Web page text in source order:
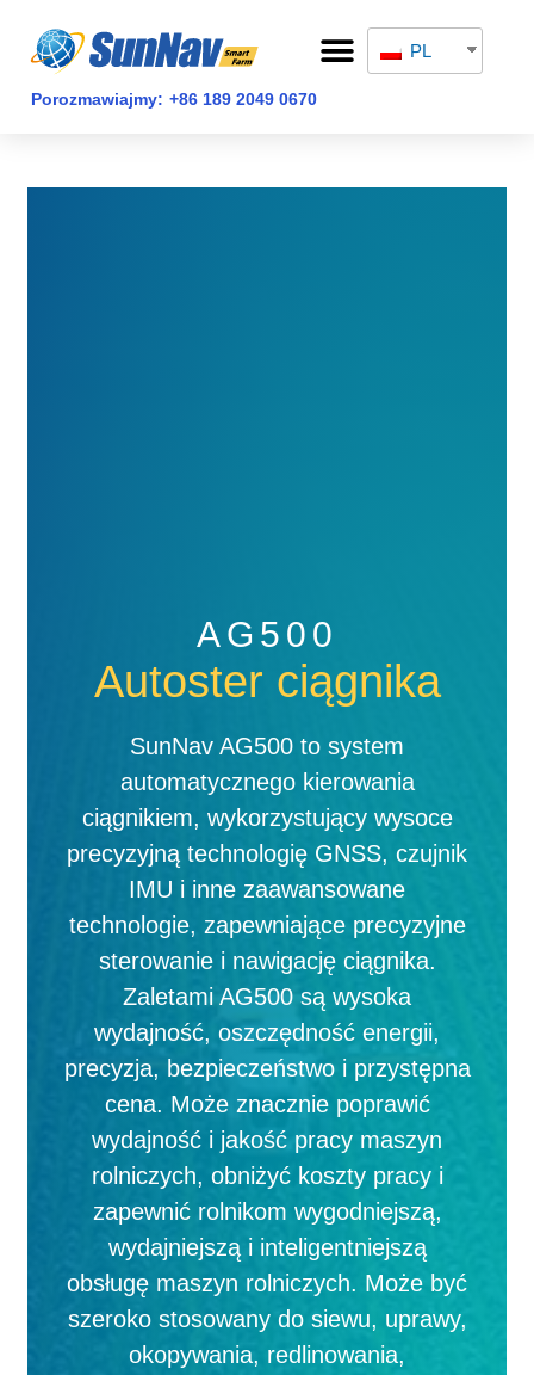
Menu
PL
Porozmawiajmy: +86 189 2049 0670
AG500
Autoster ciągnika
SunNav AG500 to system
automatycznego kierowania
ciągnikiem, wykorzystujący wysoce
precyzyjną technologię GNSS, czujnik
IMU i inne zaawansowane
technologie, zapewniające precyzyjne
sterowanie i nawigację ciągnika.
Zaletami AG500 są wysoka
wydajność, oszczędność energii,
precyzja, bezpieczeństwo i przystępna
cena. Może znacznie poprawić
wydajność i jakość pracy maszyn
rolniczych, obniżyć koszty pracy i
zapewnić rolnikom wygodniejszą,
wydajniejszą i inteligentniejszą
obsługę maszyn rolniczych. Może być
szeroko stosowany do siewu, uprawy,
okopywania, redlinowania,
postów